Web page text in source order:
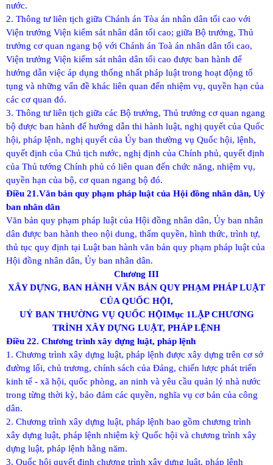
nước.
2. Thông tư liên tịch giữa Chánh án Tòa án nhân dân tối cao với
Viện trưởng Viện kiểm sát nhân dân tối cao; giữa Bộ trưởng, Thủ
trưởng cơ quan ngang bộ với Chánh án Toà án nhân dân tối cao,
Viện trưởng Viện kiểm sát nhân dân tối cao được ban hành để
hướng dẫn việc áp dụng thống nhất pháp luật trong hoạt động tố
tụng và những vấn đề khác liên quan đến nhiệm vụ, quyền hạn của
các cơ quan đó.
3. Thông tư liên tịch giữa các Bộ trưởng, Thủ trưởng cơ quan ngang
bộ được ban hành để hướng dẫn thi hành luật, nghị quyết của Quốc
hội, pháp lệnh, nghị quyết của Ủy ban thường vụ Quốc hội, lệnh,
quyết định của Chủ tịch nước, nghị định của Chính phủ, quyết định
của Thủ tướng Chính phủ có liên quan đến chức năng, nhiệm vụ,
quyền hạn của bộ, cơ quan ngang bộ đó.
Điều 21.Văn bản quy phạm pháp luật của Hội đồng nhân dân, Uỷ
ban nhân dân
Văn bản quy phạm pháp luật của Hội đồng nhân dân, Ủy ban nhân
dân được ban hành theo nội dung, thẩm quyền, hình thức, trình tự,
thủ tục quy định tại Luật ban hành văn bản quy phạm pháp luật của
Hội đồng nhân dân, Ủy ban nhân dân.
Chương III
XÂY DỰNG, BAN HÀNH VĂN BẢN QUY PHẠM PHÁP LUẬT
CỦA QUỐC HỘI,
UỶ BAN THƯỜNG VỤ QUỐC HỘIMục 1LẬP CHƯƠNG
TRÌNH XÂY DỰNG LUẬT, PHÁP LỆNH
Điều 22. Chương trình xây dựng luật, pháp lệnh
1. Chương trình xây dựng luật, pháp lệnh được xây dựng trên cơ sở
đường lối, chủ trương, chính sách của Đảng, chiến lược phát triển
kinh tế - xã hội, quốc phòng, an ninh và yêu cầu quản lý nhà nước
trong từng thời kỳ, bảo đảm các quyền, nghĩa vụ cơ bản của công
dân.
2. Chương trình xây dựng luật, pháp lệnh bao gồm chương trình
xây dựng luật, pháp lệnh nhiệm kỳ Quốc hội và chương trình xây
dựng luật, pháp lệnh hằng năm.
3. Quốc hội quyết định chương trình xây dựng luật, pháp lệnh